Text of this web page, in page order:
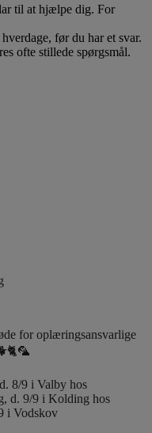
til at hjælpe dig. For
før du har et svar.
ofte stillede spørgsmål.
for oplæringsansvarlige
8/9 i Valby hos
d. 9/9 i Kolding hos
i Vodskov